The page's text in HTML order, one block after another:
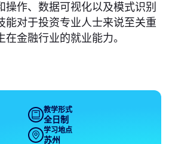
操作、数据可视化以及模式识别
能对于投资专业人士来说至关重
金融行业的就业能力。
教学形式
全日制
学习地点
苏州